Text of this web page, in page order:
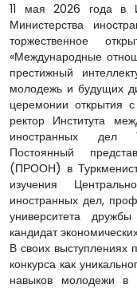
11 мая 2026 года в
Министерства
торжественное
«Международные
престижный
молодежь и будущих
церемонии открытия
ректор Института
иностранных дел
Постоянный
(ПРООН) в
изучения
иностранных дел,
университета
кандидат
В своих выступлениях
конкурса как
навыков молодежи в